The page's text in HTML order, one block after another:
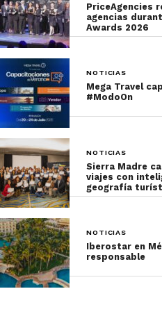
PriceAgencies
agencias
Awards 2026
NOTICIAS
Mega Travel
#ModoOn
NOTICIAS
Sierra Madre
viajes con
geografía
NOTICIAS
Iberostar en
responsable